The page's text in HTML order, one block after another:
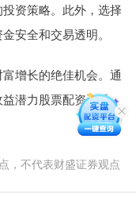
资策略。此外，选择
安全和交易透明。
增长的绝佳机会。通
潜力股票配资资质，
，不代表财盛证券观点